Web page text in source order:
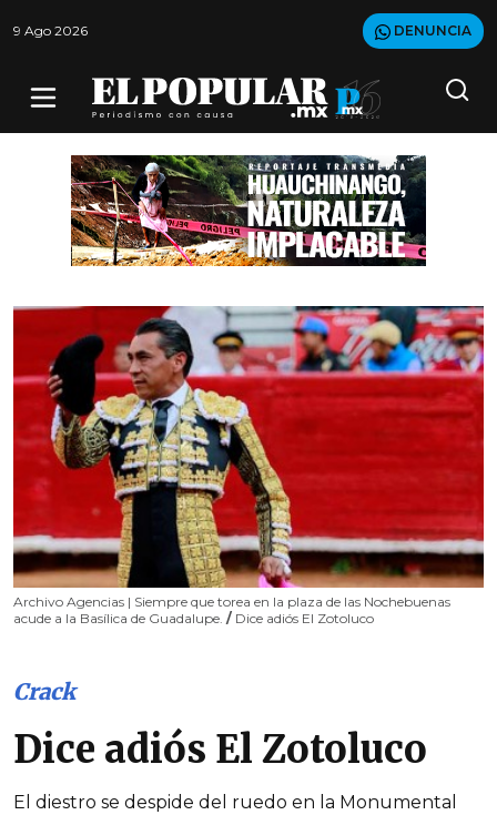
9 Ago 2026 DENUNCIA
Archivo Agencias | Siempre que torea en la plaza de las Nochebuenas
acude a la Basílica de Guadalupe. / Dice adiós El Zotoluco
Crack
Dice adiós El Zotoluco
El diestro se despide del ruedo en la Monumental